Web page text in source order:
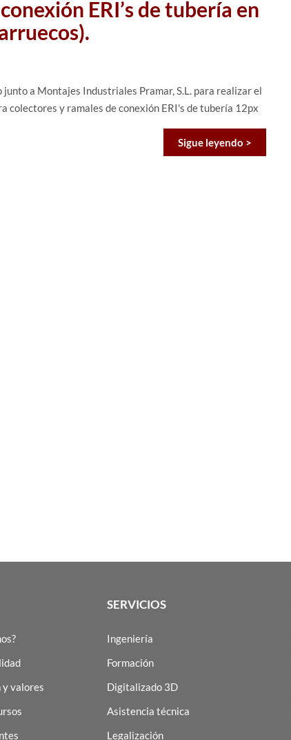
ERI’s de tubería en
junto a Montajes Industriales Pramar, S.L. para realizar el
y ramales de conexión ERI's de tubería 12px
Sigue leyendo >
y valores
SERVICIOS
Ingeniería
Formación
Digitalizado 3D
Asistencia técnica
Legalización